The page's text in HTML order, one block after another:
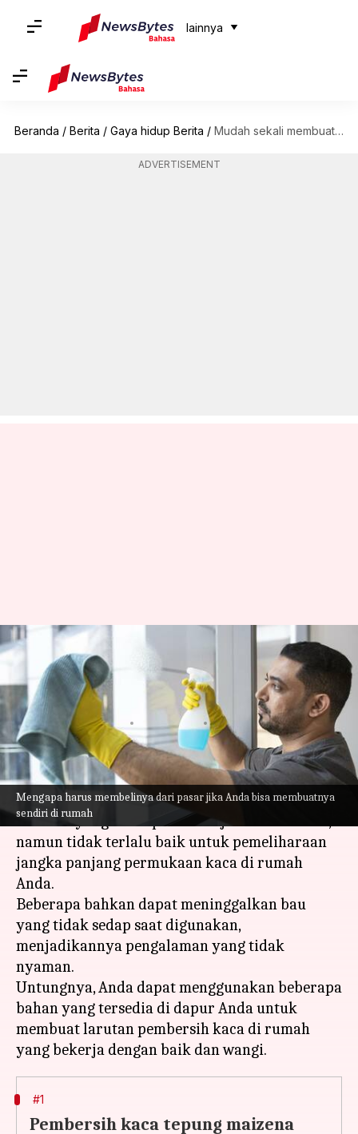
lainnya
Beranda / Berita / Gaya hidup Berita / Mudah sekali membuat pembersih kaca di rumah! Begini caranya
ADVERTISEMENT
Mengapa harus membelinya dari pasar jika Anda bisa membuatnya
sendiri di rumah
Mudah sekali membuat
pembersih kaca di rumah!
Begini caranya
menulis Taufiq Al Jufri Jun 30, 2023 02:51 pm
Apa ceritanya
Pembersih kaca berlimpah dengan bahan kimia
beracun yang meskipun bekerja secara efektif,
namun tidak terlalu baik untuk pemeliharaan
jangka panjang permukaan kaca di rumah
Anda.
Beberapa bahkan dapat meninggalkan bau
yang tidak sedap saat digunakan,
menjadikannya pengalaman yang tidak
nyaman.
Untungnya, Anda dapat menggunakan beberapa
bahan yang tersedia di dapur Anda untuk
membuat larutan pembersih kaca di rumah
#1
Pembersih kaca tepung maizena